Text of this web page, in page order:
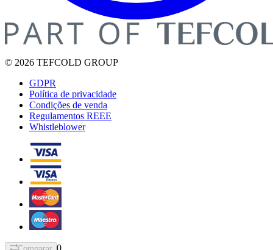
© 2026 TEFCOLD GROUP
GDPR
Política de privacidade
Condições de venda
Regulamentos REEE
Whistleblower
0